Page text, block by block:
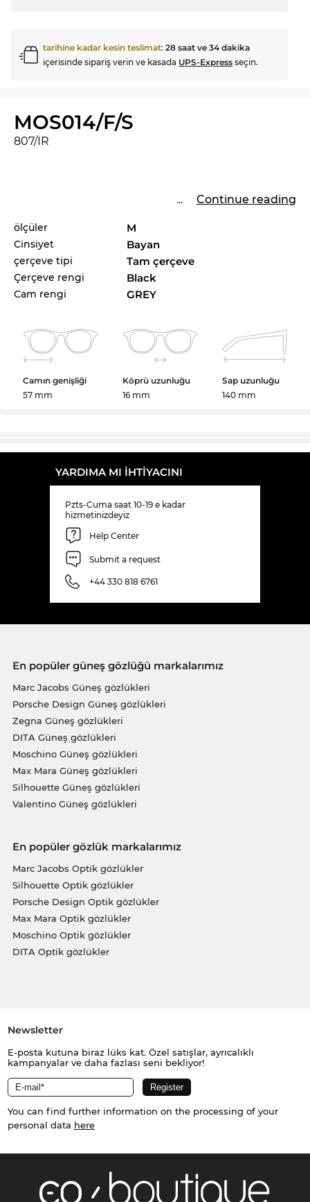
tarihine kadar kesin teslimat: 28 saat ve 34 dakika
içerisinde sipariş verin ve kasada UPS-Express seçin.
MOS014/F/S
807/IR
... Continue reading
ölçüler M
Cinsiyet Bayan
çerçeve tipi Tam çerçeve
Çerçeve rengi Black
Cam rengi GREY
Camın genişliği
57 mm
Köprü uzunluğu
16 mm
Sap uzunluğu
140 mm
YARDIMA MI IHTIYACINI
Pzts-Cuma saat 10-19 e kadar
hizmetinizdeyiz
Help Center
Submit a request
+44 330 818 6761
En popüler güneş gözlüğü markalarımız
Marc Jacobs Güneş gözlükleri
Porsche Design Güneş gözlükleri
Zegna Güneş gözlükleri
DITA Güneş gözlükleri
Moschino Güneş gözlükleri
Max Mara Güneş gözlükleri
Silhouette Güneş gözlükleri
Valentino Güneş gözlükleri
En popüler gözlük markalarımız
Marc Jacobs Optik gözlükler
Silhouette Optik gözlükler
Porsche Design Optik gözlükler
Max Mara Optik gözlükler
Moschino Optik gözlükler
DITA Optik gözlükler
Newsletter
E-posta kutuna biraz lüks kat. Özel satışlar, ayrıcalıklı
kampanyalar ve daha fazlası seni bekliyor!
You can find further information on the processing of your
personal data here